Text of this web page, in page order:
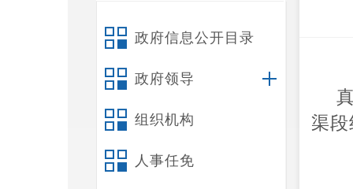
政府信息公开目录
政府领导
组织机构
人事任免
渠